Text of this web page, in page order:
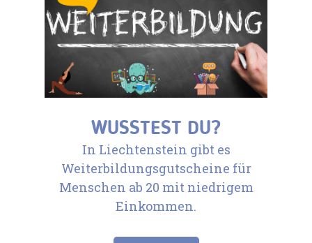
WUSSTEST DU?
In Liechtenstein gibt es
Weiterbildungsgutscheine für
Menschen ab 20 mit niedrigem
Einkommen.